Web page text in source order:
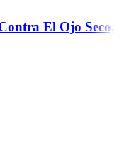
El Ojo Seco,